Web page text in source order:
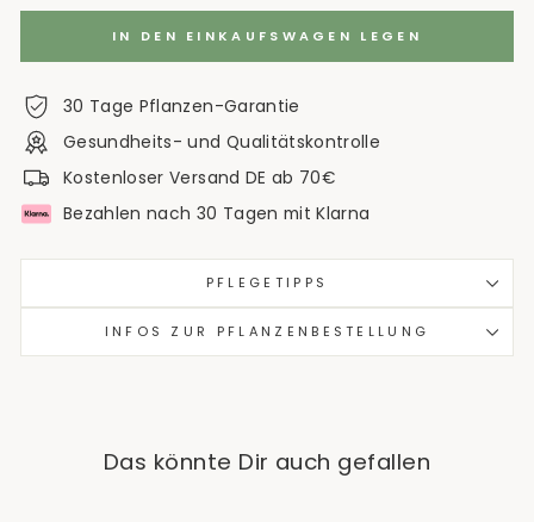
IN DEN EINKAUFSWAGEN LEGEN
30 Tage Pflanzen-Garantie
Gesundheits- und Qualitätskontrolle
Kostenloser Versand DE ab 70€
Bezahlen nach 30 Tagen mit Klarna
PFLEGETIPPS
INFOS ZUR PFLANZENBESTELLUNG
Das könnte Dir auch gefallen